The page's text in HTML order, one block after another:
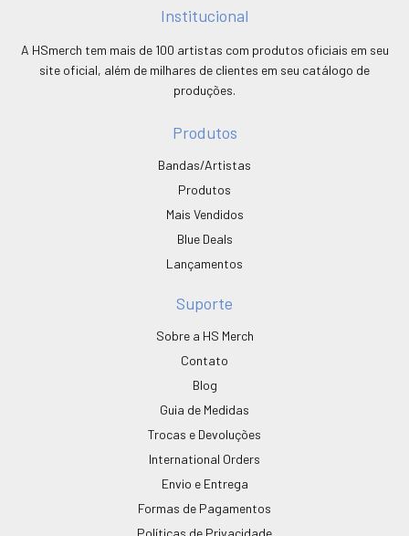
Institucional
A HSmerch tem mais de 100 artistas com produtos oficiais em seu
site oficial, além de milhares de clientes em seu catálogo de
produções.
Produtos
Bandas/Artistas
Produtos
Mais Vendidos
Blue Deals
Lançamentos
Suporte
Sobre a HS Merch
Contato
Blog
Guia de Medidas
Trocas e Devoluções
International Orders
Envio e Entrega
Formas de Pagamentos
Políticas de Privacidade